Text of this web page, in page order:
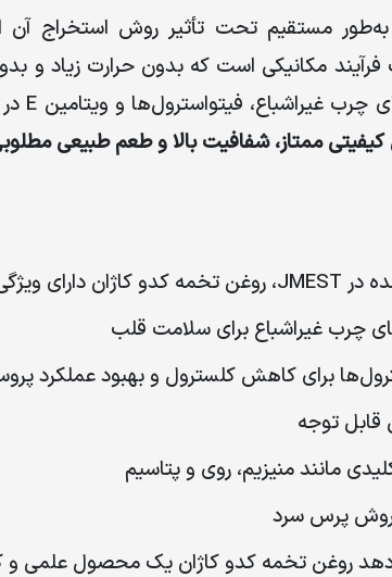
مستقیم تحت تأثیر روش استخراج آن
مکانیکی است که بدون حرارت زیاد و
غیراشباع، فیتواسترول‌ها و ویتامین E
کیفیتی ممتاز، شفافیت بالا و طعم طبیعی
در JMEST، روغن تخمه کدو کاژان دارای
چرب غیراشباع برای سلامت قلب
برای کاهش کلسترول و بهبود عملکرد
قابل توجه
مانند منیزیم، روی و پتاسیم
روش پرس سرد
روغن تخمه کدو کاژان یک محصول علمی و